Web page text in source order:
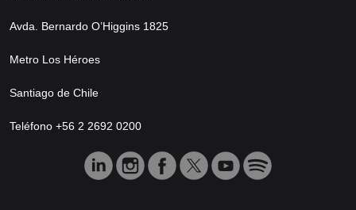
Avda. Bernardo O’Higgins 1825
Metro Los Héroes
Santiago de Chile
Teléfono +56 2 2692 0200